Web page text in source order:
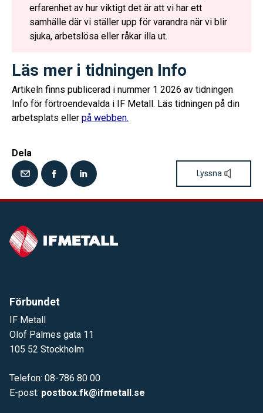
erfarenhet av hur viktigt det är att vi har ett
samhälle där vi ställer upp för varandra när vi blir
sjuka, arbetslösa eller råkar illa ut.
Läs mer i tidningen Info
Artikeln finns publicerad i nummer 1 2026 av tidningen
Info för förtroendevalda i IF Metall. Läs tidningen på din
arbetsplats eller på webben.
Dela
Lyssna
Förbundet
IF Metall
Olof Palmes gata 11
105 52 Stockholm
Telefon: 08-786 80 00
E-post: postbox.fk@ifmetall.se